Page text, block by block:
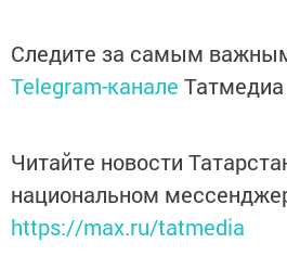
Следите за самым
Telegram-канале Татмедиа
Читайте новости
национальном
https://max.ru/tatmedia